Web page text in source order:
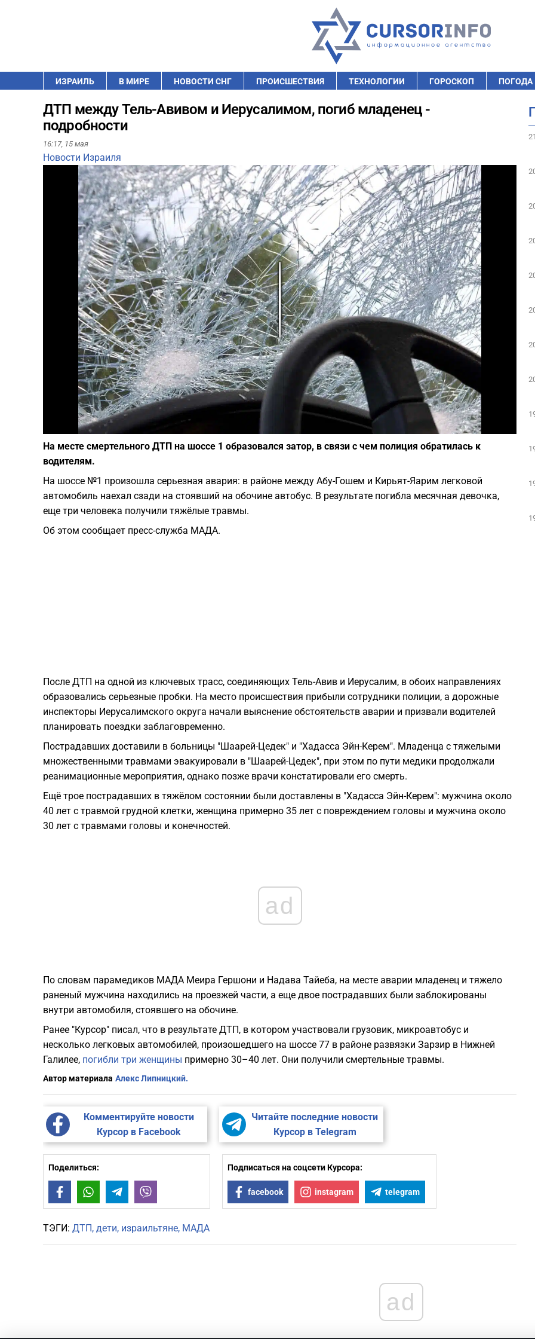
ИЗРАИЛЬ В МИРЕ НОВОСТИ СНГ ПРОИСШЕСТВИЯ ТЕХНОЛОГИИ ГОРОСКОП ПОГОДА
ДТП между Тель-Авивом и Иерусалимом, погиб младенец -
подробности
16:17, 15 мая
Новости Израиля
Play
Фото: depositphotos.com
На месте смертельного ДТП на шоссе 1 образовался затор, в связи с чем полиция обратилась к
водителям.
На шоссе №1 произошла серьезная авария: в районе между Абу-Гошем и Кирьят-Яарим легковой
автомобиль наехал сзади на стоявший на обочине автобус. В результате погибла месячная девочка,
еще три человека получили тяжёлые травмы.
Об этом сообщает пресс-служба МАДА.
После ДТП на одной из ключевых трасс, соединяющих Тель-Авив и Иерусалим, в обоих направлениях
образовались серьезные пробки. На место происшествия прибыли сотрудники полиции, а дорожные
инспекторы Иерусалимского округа начали выяснение обстоятельств аварии и призвали водителей
планировать поездки заблаговременно.
Пострадавших доставили в больницы "Шаарей-Цедек" и "Хадасса Эйн-Керем". Младенца с тяжелыми
множественными травмами эвакуировали в "Шаарей-Цедек", при этом по пути медики продолжали
реанимационные мероприятия, однако позже врачи констатировали его смерть.
Ещё трое пострадавших в тяжёлом состоянии были доставлены в "Хадасса Эйн-Керем": мужчина около
40 лет с травмой грудной клетки, женщина примерно 35 лет с повреждением головы и мужчина около
30 лет с травмами головы и конечностей.
ad
По словам парамедиков МАДА Меира Гершони и Надава Тайеба, на месте аварии младенец и тяжело
раненый мужчина находились на проезжей части, а еще двое пострадавших были заблокированы
внутри автомобиля, стоявшего на обочине.
Ранее "Курсор" писал, что в результате ДТП, в котором участвовали грузовик, микроавтобус и
несколько легковых автомобилей, произошедшего на шоссе 77 в районе развязки Зарзир в Нижней
Галилее, погибли три женщины примерно 30–40 лет. Они получили смертельные травмы.
Автор материала Алекс Липницкий.
Комментируйте новости
Курсор в Facebook
Читайте последние новости
Курсор в Telegram
Поделиться:
FacebookWhatsAppTelegram
Подписаться на соцсети Курсора:
facebook instagram telegram
ТЭГИ: ДТП дети израильтяне МАДА
ad